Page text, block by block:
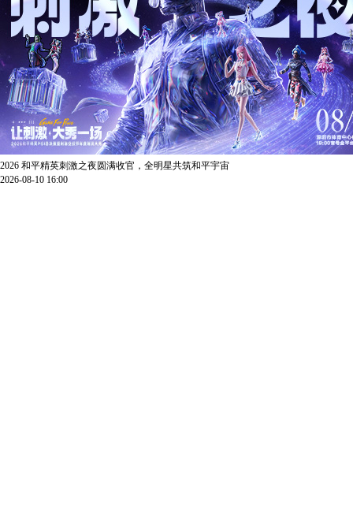
2026 和平精英刺激之夜圆满收官，全明星共筑和平宇宙
2026-08-10 16:00